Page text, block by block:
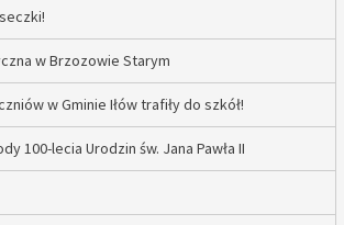
w Brzozowie Starym
w Gminie Iłów trafiły do szkół!
100-lecia Urodzin św. Jana Pawła II